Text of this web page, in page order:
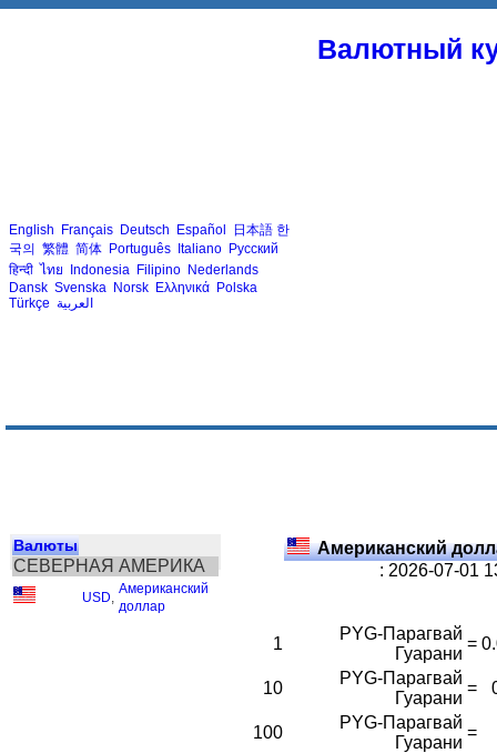
Валютный
English Français Deutsch Español 日本語 한
국의 繁體 简体 Português Italiano Русский
हिन्दी ไทย Indonesia Filipino Nederlands
Dansk Svenska Norsk Ελληνικά Polska
Türkçe العربية
Валюты
СЕВЕРНАЯ АМЕРИКА
USD
Американский
доллар
Американский
: 2026-07-01
1
PYG-Парагвай
Гуарани
=
10
PYG-Парагвай
Гуарани
=
100
PYG-Парагвай
Гуарани
=